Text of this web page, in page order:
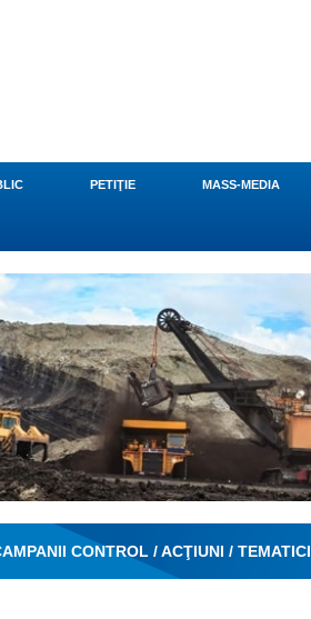
PETIŢIE MASS-MEDIA
CONTROL / ACŢIUNI / TEMATICI